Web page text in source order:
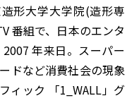
形大学大学院(造形専
番組で、日本のエンタ
年来日。スーパー
ドなど消費社会の現象
ィック 「1_WALL」グ